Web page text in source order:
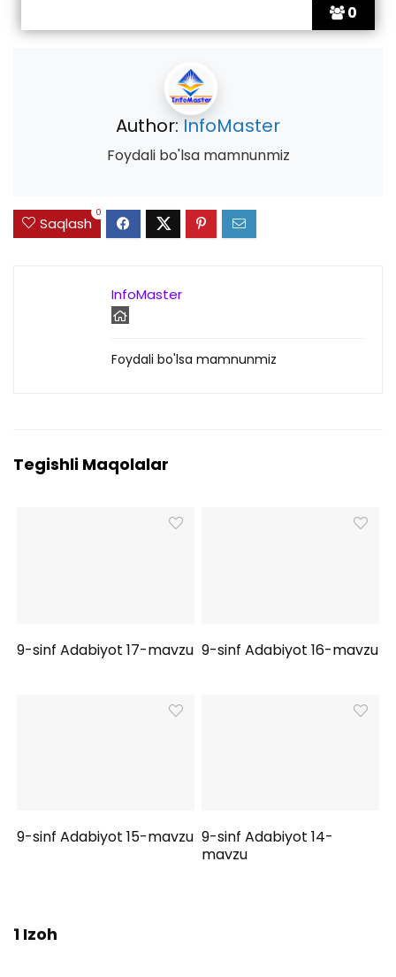
0
Author: InfoMaster
Foydali bo'lsa mamnunmiz
Saqlash
0
InfoMaster
Foydali bo'lsa mamnunmiz
Tegishli Maqolalar
9-sinf Adabiyot 17-mavzu 9-sinf Adabiyot 16-mavzu
9-sinf Adabiyot 15-mavzu 9-sinf Adabiyot 14-
mavzu
1 Izoh